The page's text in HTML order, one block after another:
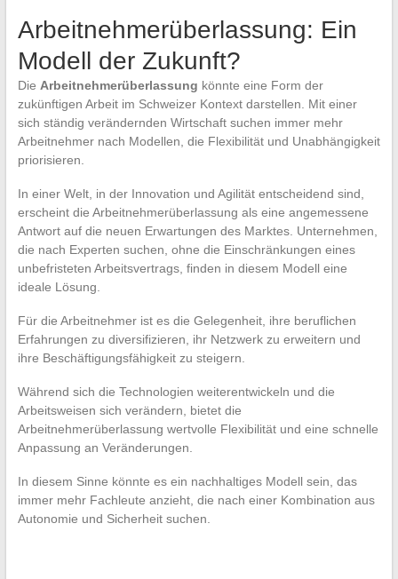
Arbeitnehmerüberlassung: Ein
Modell der Zukunft?
Die Arbeitnehmerüberlassung könnte eine Form der
zukünftigen Arbeit im Schweizer Kontext darstellen. Mit einer
sich ständig verändernden Wirtschaft suchen immer mehr
Arbeitnehmer nach Modellen, die Flexibilität und Unabhängigkeit
priorisieren.
In einer Welt, in der Innovation und Agilität entscheidend sind,
erscheint die Arbeitnehmerüberlassung als eine angemessene
Antwort auf die neuen Erwartungen des Marktes. Unternehmen,
die nach Experten suchen, ohne die Einschränkungen eines
unbefristeten Arbeitsvertrags, finden in diesem Modell eine
ideale Lösung.
Für die Arbeitnehmer ist es die Gelegenheit, ihre beruflichen
Erfahrungen zu diversifizieren, ihr Netzwerk zu erweitern und
ihre Beschäftigungsfähigkeit zu steigern.
Während sich die Technologien weiterentwickeln und die
Arbeitsweisen sich verändern, bietet die
Arbeitnehmerüberlassung wertvolle Flexibilität und eine schnelle
Anpassung an Veränderungen.
In diesem Sinne könnte es ein nachhaltiges Modell sein, das
immer mehr Fachleute anzieht, die nach einer Kombination aus
Autonomie und Sicherheit suchen.